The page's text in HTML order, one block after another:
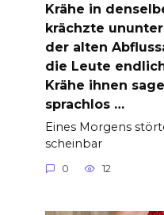
Krähe in
krächzte
der alten
die Leute
Krähe ihnen
sprachlos …
Eines Morgens
scheinbar
0 12